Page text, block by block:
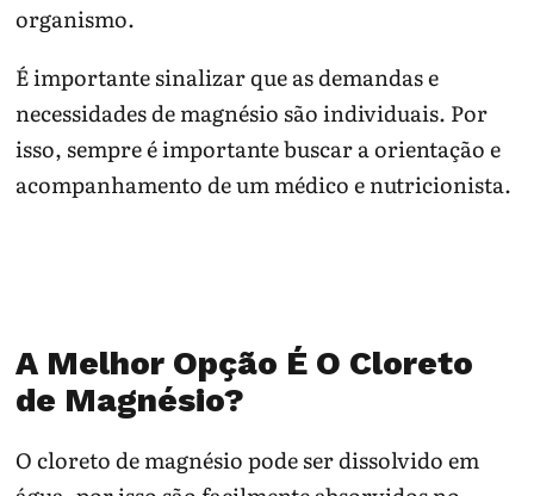
organismo.
É importante sinalizar que as demandas e
necessidades de magnésio são individuais. Por
isso, sempre é importante buscar a orientação e
acompanhamento de um médico e nutricionista.
A Melhor Opção É O Cloreto
de Magnésio?
O cloreto de magnésio pode ser dissolvido em